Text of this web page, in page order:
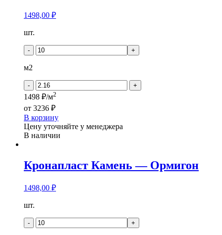
1498,00 ₽
Количество
Кронапласт
-
Фрейзер
шт.
- +
м2
- +
1498 ₽/м2
от 3236 ₽
В корзину
Цену уточняйте у менеджера
В наличии
Кронапласт Камень — Ормигон
1498,00 ₽
Количество
Кронапласт
шт.
- +